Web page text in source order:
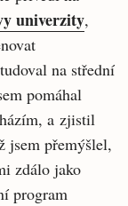
univerzity,
na střední
pomáhal
a zjistil
jsem přemýšlel,
zdálo jako
program